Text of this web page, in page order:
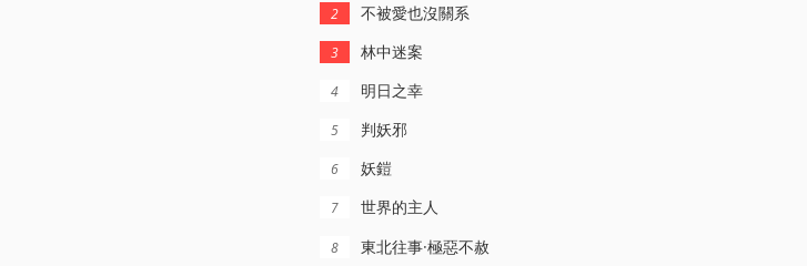
2 不被愛也沒關系
3 林中迷案
4 明日之幸
5 判妖邪
6 妖鎧
7 世界的主人
8 東北往事·極惡不赦